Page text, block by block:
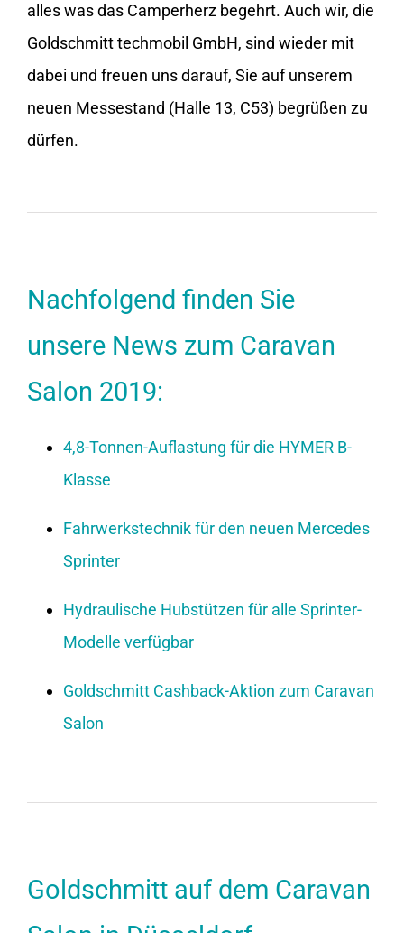
alles was das Camperherz begehrt. Auch wir, die
Goldschmitt techmobil GmbH, sind wieder mit
dabei und freuen uns darauf, Sie auf unserem
neuen Messestand (Halle 13, C53) begrüßen zu
dürfen.
Nachfolgend finden Sie
unsere News zum Caravan
Salon 2019:
4,8-Tonnen-Auflastung für die HYMER B-
Klasse
Fahrwerkstechnik für den neuen Mercedes
Sprinter
Hydraulische Hubstützen für alle Sprinter-
Modelle verfügbar
Goldschmitt Cashback-Aktion zum Caravan
Salon
Goldschmitt auf dem Caravan